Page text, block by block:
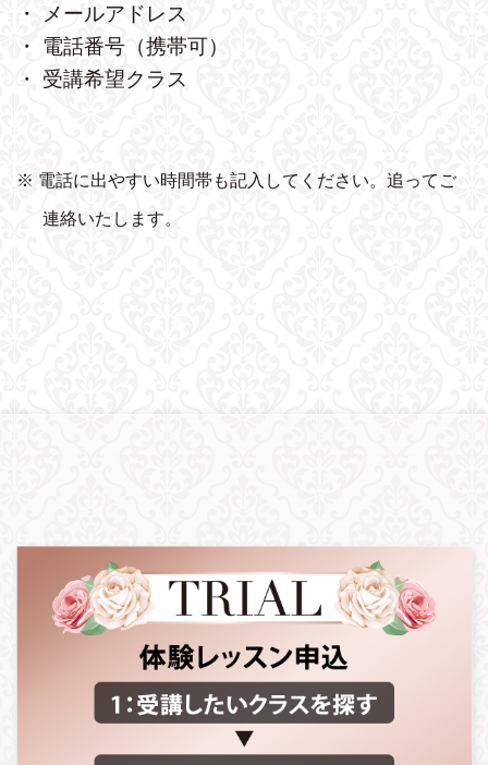
・ メールアドレス
・ 電話番号（携帯可）
・ 受講希望クラス
※ 電話に出やすい時間帯も記入してください。追ってご
連絡いたします。